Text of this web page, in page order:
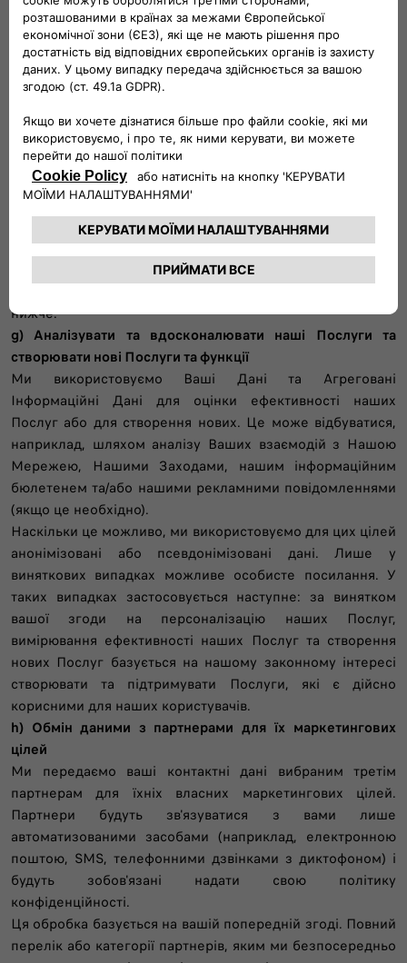
в тому випадку, якщо ви надали нам дозвіл на
завантаження їх на такі платформи.
Такий підхід базується на вашій попередній згоді.
Коли ми направляємо вас на платформи соціальних
медіа або через платформи програмної реклами, ми
можемо діяти в якості співвласника обробки даних разом
з відповідним постачальником платформи. Перед
надсиланням будь-яких повідомлень користувачеві
будуть укладені угоди та надана конкретна інформація з
постачальником платформи.
Якщо ви не бажаєте отримувати Послуги або Контент, які
можуть бути корисними для Користувача, ви можете
змінити свої налаштування, як описано в розділі «Як
нижче.
g) Аналізувати та вдосконалювати наші Послуги та
створювати нові Послуги та функції
Ми використовуємо Ваші Дані та Агреговані
Інформаційні Дані для оцінки ефективності наших
Послуг або для створення нових. Це може відбуватися,
наприклад, шляхом аналізу Ваших взаємодій з Нашою
Мережею, Нашими Заходами, нашим інформаційним
бюлетенем та/або нашими рекламними повідомленнями
(якщо це необхідно).
Наскільки це можливо, ми використовуємо для цих цілей
анонімізовані або псевдонімізовані дані. Лише у
виняткових випадках можливе особисте посилання. У
таких випадках застосовується наступне: за винятком
вашої згоди на персоналізацію наших Послуг,
вимірювання ефективності наших Послуг та створення
нових Послуг базується на нашому законному інтересі
створювати та підтримувати Послуги, які є дійсно
корисними для наших користувачів.
h) Обмін даними з партнерами для їх маркетингових
цілей
Ми передаємо ваші контактні дані вибраним третім
партнерам для їхніх власних маркетингових цілей.
Партнери будуть зв'язуватися з вами лише
автоматизованими засобами (наприклад, електронною
поштою, SMS, телефонними дзвінками з диктофоном) і
будуть зобов'язані надати свою політику
конфіденційності.
Ця обробка базується на вашій попередній згоді. Повний
перелік або категорії партнерів, яким ми безпосередньо